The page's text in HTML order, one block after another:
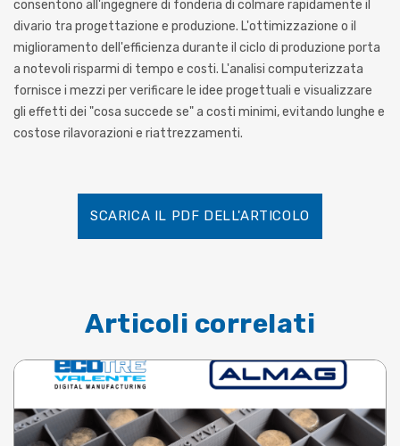
consentono all'ingegnere di fonderia di colmare rapidamente il
divario tra progettazione e produzione. L'ottimizzazione o il
miglioramento dell'efficienza durante il ciclo di produzione porta
a notevoli risparmi di tempo e costi. L'analisi computerizzata
fornisce i mezzi per verificare le idee progettuali e visualizzare
gli effetti dei "cosa succede se" a costi minimi, evitando lunghe e
costose rilavorazioni e riattrezzamenti.
SCARICA IL PDF DELL'ARTICOLO
Articoli correlati